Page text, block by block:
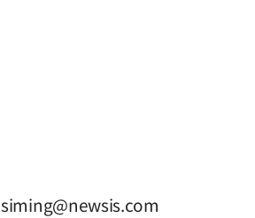
siming@newsis.com